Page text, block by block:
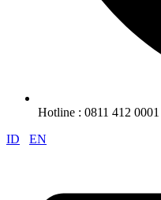
Hotline : 0811 412 0001
ID
EN